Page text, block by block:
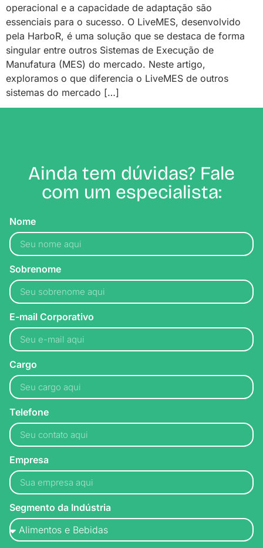
operacional e a capacidade de adaptação são
essenciais para o sucesso. O LiveMES, desenvolvido
pela HarboR, é uma solução que se destaca de forma
singular entre outros Sistemas de Execução de
Manufatura (MES) do mercado. Neste artigo,
exploramos o que diferencia o LiveMES de outros
sistemas do mercado […]
Ainda tem dúvidas? Fale
com um especialista:
Nome
Sobrenome
E-mail Corporativo
Cargo
Telefone
Empresa
Segmento da Indústria